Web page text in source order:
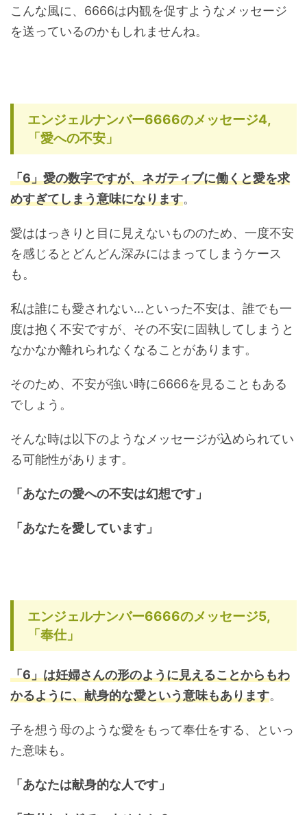
こんな風に、6666は内観を促すようなメッセージ
を送っているのかもしれませんね。
エンジェルナンバー6666のメッセージ4,
「愛への不安」
「6」愛の数字ですが、ネガティブに働くと愛を求
めすぎてしまう意味になります。
愛ははっきりと目に見えないもののため、一度不安
を感じるとどんどん深みにはまってしまうケース
も。
私は誰にも愛されない...といった不安は、誰でも一
度は抱く不安ですが、その不安に固執してしまうと
なかなか離れられなくなることがあります。
そのため、不安が強い時に6666を見ることもある
でしょう。
そんな時は以下のようなメッセージが込められてい
る可能性があります。
「あなたの愛への不安は幻想です」
「あなたを愛しています」
エンジェルナンバー6666のメッセージ5,
「奉仕」
「6」は妊婦さんの形のように見えることからもわ
かるように、献身的な愛という意味もあります。
子を想う母のような愛をもって奉仕をする、といっ
た意味も。
「あなたは献身的な人です」